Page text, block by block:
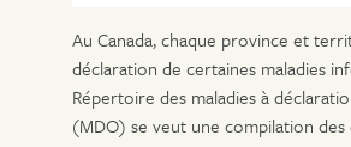
Au Canada, chaque province et
déclaration de certaines maladies
Répertoire des maladies à
(MDO) se veut une compilation